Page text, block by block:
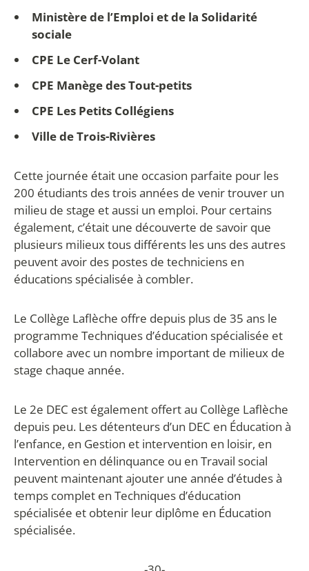
Ministère de l’Emploi et de la Solidarité
sociale
CPE Le Cerf-Volant
CPE Manège des Tout-petits
CPE Les Petits Collégiens
Ville de Trois-Rivières
Cette journée était une occasion parfaite pour les
200 étudiants des trois années de venir trouver un
milieu de stage et aussi un emploi. Pour certains
également, c’était une découverte de savoir que
plusieurs milieux tous différents les uns des autres
peuvent avoir des postes de techniciens en
éducations spécialisée à combler.
Le Collège Laflèche offre depuis plus de 35 ans le
programme Techniques d’éducation spécialisée et
collabore avec un nombre important de milieux de
stage chaque année.
Le 2e DEC est également offert au Collège Laflèche
depuis peu. Les détenteurs d’un DEC en Éducation à
l’enfance, en Gestion et intervention en loisir, en
Intervention en délinquance ou en Travail social
peuvent maintenant ajouter une année d’études à
temps complet en Techniques d’éducation
spécialisée et obtenir leur diplôme en Éducation
spécialisée.